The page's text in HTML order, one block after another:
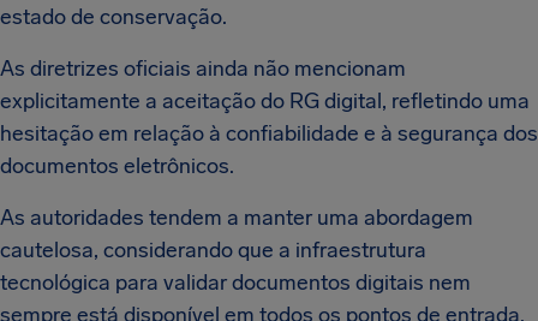
estado de conservação.
As diretrizes oficiais ainda não mencionam
explicitamente a aceitação do RG digital, refletindo uma
hesitação em relação à confiabilidade e à segurança dos
documentos eletrônicos.
As autoridades tendem a manter uma abordagem
cautelosa, considerando que a infraestrutura
tecnológica para validar documentos digitais nem
sempre está disponível em todos os pontos de entrada.